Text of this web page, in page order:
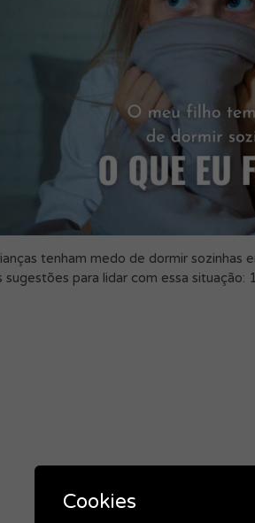
tenham medo de dormir
sugestões para lidar com essa
Cookies